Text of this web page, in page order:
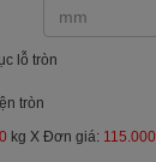
lỗ tròn
tròn
0 kg X Đơn giá: 115.000